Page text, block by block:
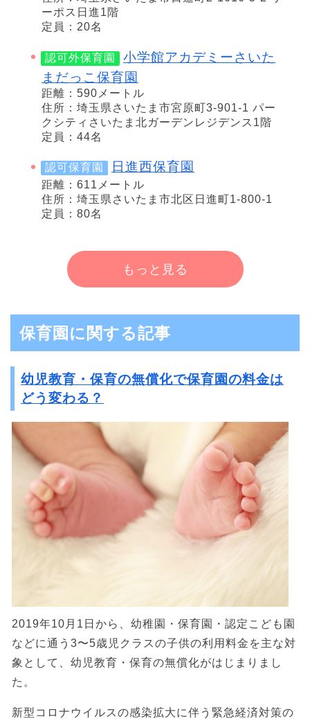
ーポス日進1階
定員：20名
認可外保育園
小学館アカデミーさいた
まだっこ保育園
距離：590メートル
住所：埼玉県さいたま市宮原町3-901-1 パー
クシティさいたま北ガーデンレジデンス1階
定員：44名
認可保育園 日進西保育園
距離：611メートル
住所：埼玉県さいたま市北区日進町1-800-1
定員：80名
もっと見る
保育園に関する記事
幼児教育・保育の無償化で保育園の料金は
どう変わる？
2019年10月1日から、幼稚園・保育園・認定こども園
などに通う3〜5歳児クラスの子供の利用料金を主な対
象として、幼児教育・保育の無償化がはじまりまし
た。
新型コロナウイルスの感染拡大に伴う緊急経済対策の